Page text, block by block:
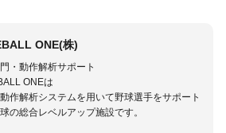
ONE(株)
・動作解析サポート
ONEは
作解析システムを用いて野球選手をサポート
の総合レベルアップ施設です。